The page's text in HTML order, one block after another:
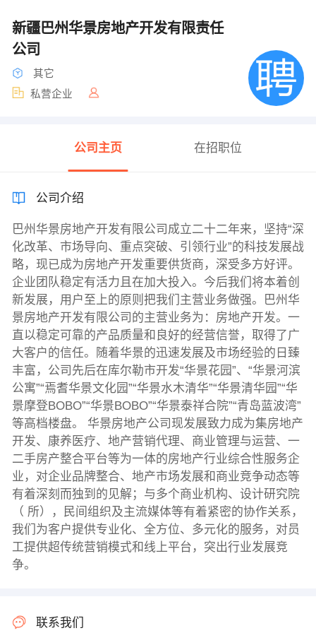
新疆巴州华景房地产开发有限责任
公司
其它
私营企业
公司主页 在招职位
公司介绍
巴州华景房地产开发有限公司成立二十二年来，坚持“深
化改革、市场导向、重点突破、引领行业”的科技发展战
略，现已成为房地产开发重要供货商，深受多方好评。
企业团队稳定有活力且在加大投入。今后我们将本着创
新发展，用户至上的原则把我们主营业务做强。巴州华
景房地产开发有限公司的主营业务为：房地产开发。一
直以稳定可靠的产品质量和良好的经营信誉，取得了广
大客户的信任。随着华景的迅速发展及市场经验的日臻
丰富，公司先后在库尔勒市开发“华景花园”、“华景河滨
公寓”“焉耆华景文化园”“华景水木清华”“华景清华园”“华
景摩登BOBO”“华景BOBO”“华景泰祥合院”“青岛蓝波湾”
等高档楼盘。 华景房地产公司现发展致力成为集房地产
开发、康养医疗、地产营销代理、商业管理与运营、一
二手房产整合平台等为一体的房地产行业综合性服务企
业，对企业品牌整合、地产市场发展和商业竞争动态等
有着深刻而独到的见解；与多个商业机构、设计研究院
（ 所），民间组织及主流媒体等有着紧密的协作关系，
我们为客户提供专业化、全方位、多元化的服务，对员
工提供超传统营销模式和线上平台，突出行业发展竞
争。
联系我们